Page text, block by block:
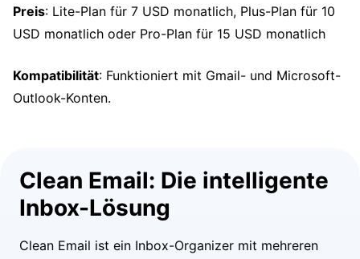
Preis: Lite-Plan für 7 USD monatlich, Plus-Plan für 10
USD monatlich oder Pro-Plan für 15 USD monatlich
Kompatibilität: Funktioniert mit Gmail- und Microsoft-
Outlook-Konten.
Clean Email: Die intelligente
Inbox-Lösung
Clean Email ist ein Inbox-Organizer mit mehreren